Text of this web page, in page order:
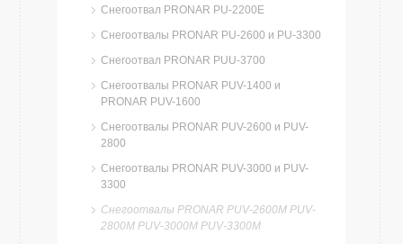
Cнегоотвал PRONAR PU-2200E
Снегоотвалы PRONAR PU-2600 и PU-3300
Снегоотвал PRONAR PUU-3700
Снегоотвалы PRONAR PUV-1400 и
PRONAR PUV-1600
Снегоотвалы PRONAR PUV-2600 и PUV-
2800
Снегоотвалы PRONAR PUV-3000 и PUV-
3300
Снегоотвалы PRONAR PUV-2600M PUV-
2800M PUV-3000M PUV-3300M